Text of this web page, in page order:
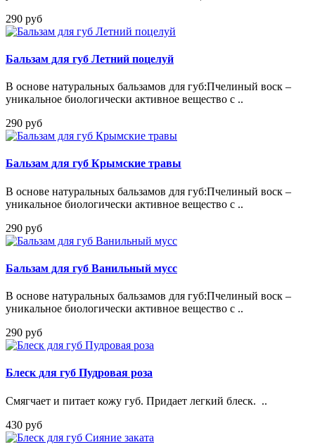
290 руб
Бальзам для губ Летний поцелуй
В основе натуральных бальзамов для губ:Пчелиный воск –
уникальное биологически активное вещество с ..
290 руб
Бальзам для губ Крымские травы
В основе натуральных бальзамов для губ:Пчелиный воск –
уникальное биологически активное вещество с ..
290 руб
Бальзам для губ Ванильный мусс
В основе натуральных бальзамов для губ:Пчелиный воск –
уникальное биологически активное вещество с ..
290 руб
Блеск для губ Пудровая роза
Смягчает и питает кожу губ. Придает легкий блеск. ..
430 руб